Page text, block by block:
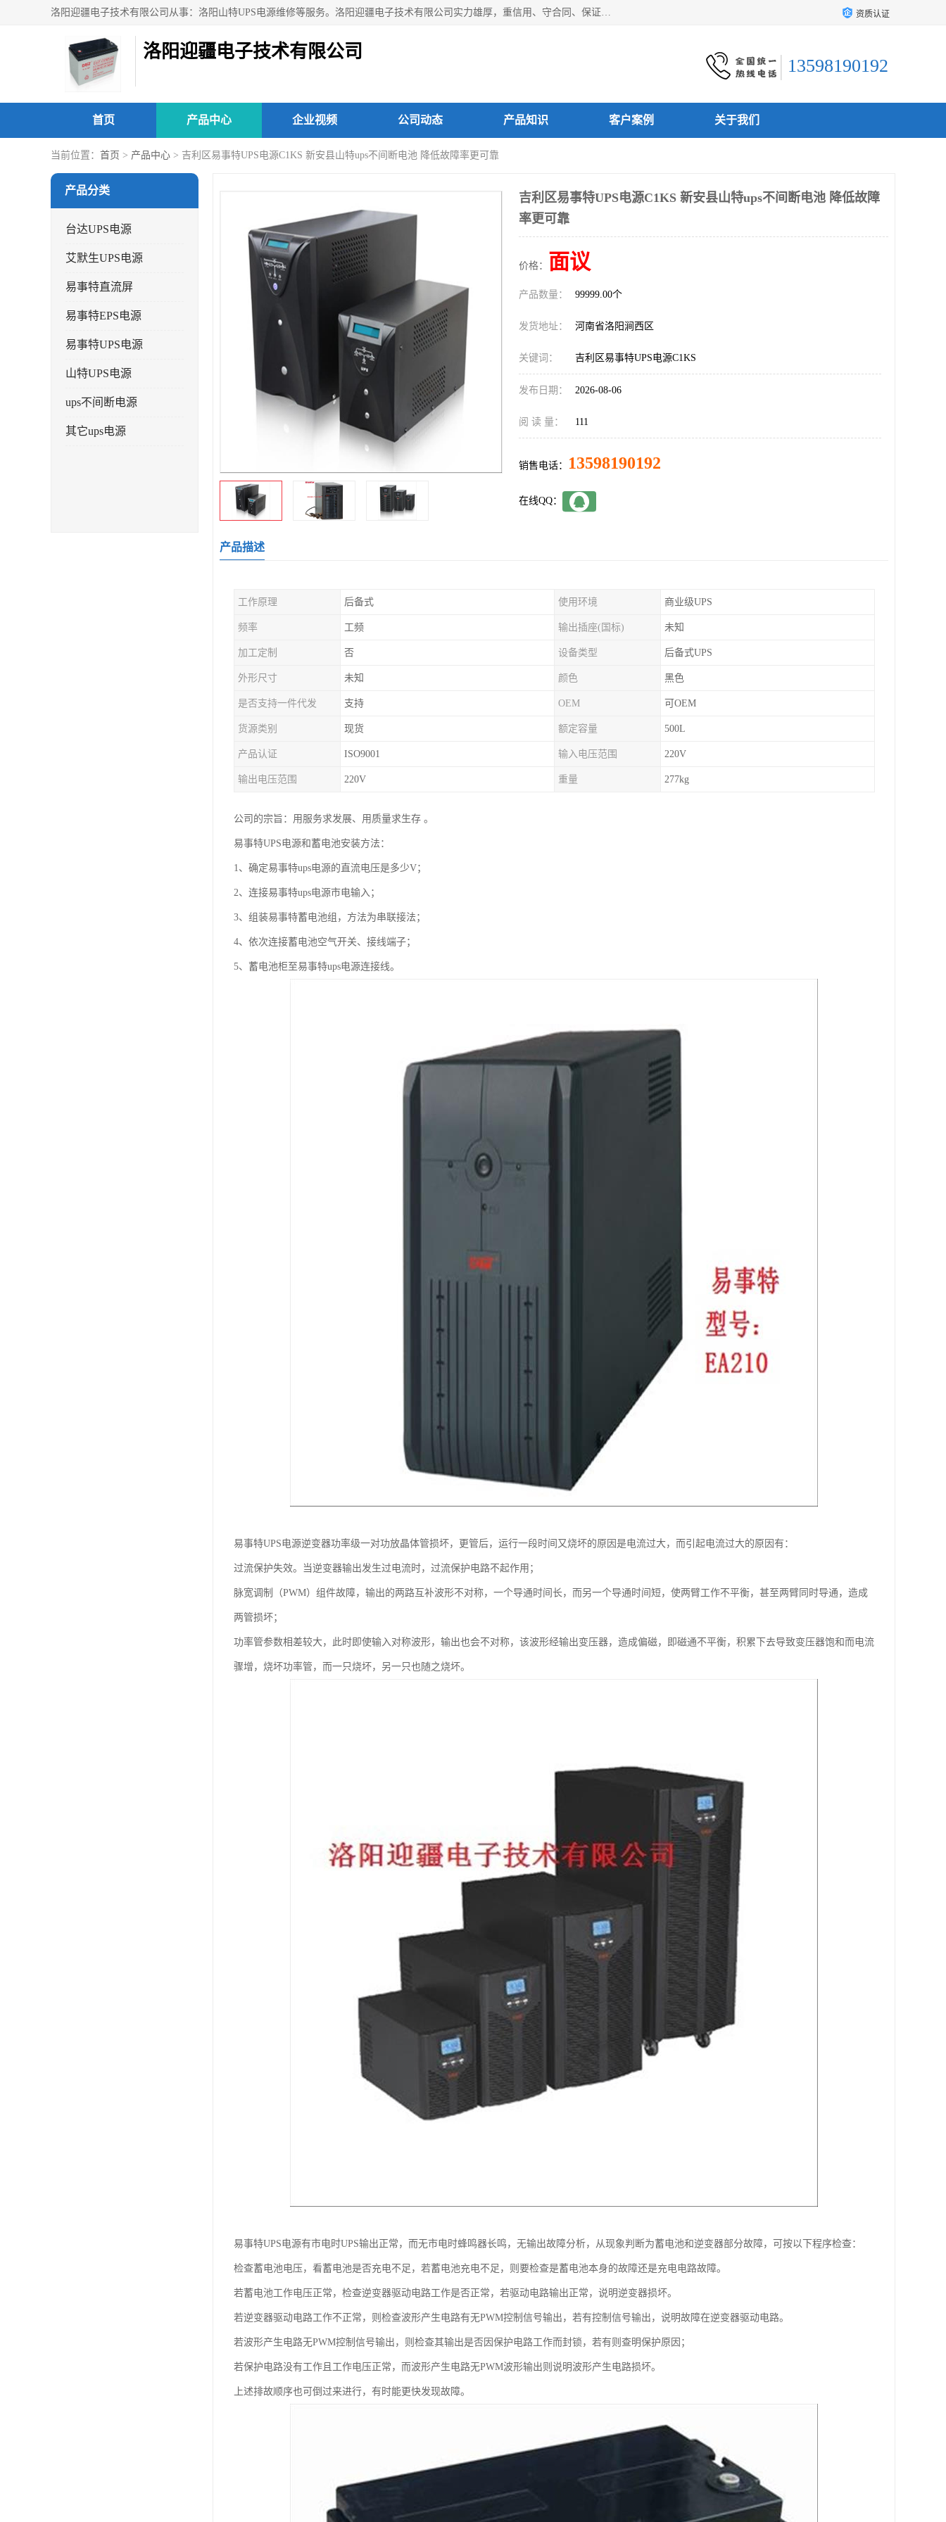
洛阳迎疆电子技术有限公司从事：洛阳山特UPS电源维修等服务。洛阳迎疆电子技术有限公司实力雄厚，重信用、守合同、保证产品质量，以多品种经营特色和薄利多销的原则，赢得了广大客户的信任。公司的宗旨——用服务求发展，用质量求生存！ 资质认证
洛阳迎疆电子技术有限公司
13598190192
首页 产品中心 企业视频 公司动态 产品知识 客户案例 关于我们
当前位置： 首页 > 产品中心 > 吉利区易事特UPS电源C1KS 新安县山特ups不间断电池 降低故障率更可靠
产品分类
台达UPS电源
艾默生UPS电源
易事特直流屏
易事特EPS电源
易事特UPS电源
山特UPS电源
ups不间断电源
其它ups电源
吉利区易事特UPS电源C1KS 新安县山特ups不间断电池 降低故障
率更可靠
价格： 面议
产品数量： 99999.00个
发货地址： 河南省洛阳涧西区
关键词： 吉利区易事特UPS电源C1KS
发布日期： 2026-08-06
阅 读 量： 111
销售电话： 13598190192
在线QQ：
产品描述
工作原理 后备式 使用环境 商业级UPS
频率 工频 输出插座(国标) 未知
加工定制 否 设备类型 后备式UPS
外形尺寸 未知 颜色 黑色
是否支持一件代发 支持 OEM 可OEM
货源类别 现货 额定容量 500L
产品认证 ISO9001 输入电压范围 220V
输出电压范围 220V 重量 277kg
公司的宗旨：用服务求发展、用质量求生存 。
易事特UPS电源和蓄电池安装方法：
1、确定易事特ups电源的直流电压是多少V；
2、连接易事特ups电源市电输入；
3、组装易事特蓄电池组，方法为串联接法；
4、依次连接蓄电池空气开关、接线端子；
5、蓄电池柜至易事特ups电源连接线。
易事特UPS电源逆变器功率级一对功放晶体管损坏，更管后，运行一段时间又烧坏的原因是电流过大，而引起电流过大的原因有：
过流保护失效。当逆变器输出发生过电流时，过流保护电路不起作用；
脉宽调制（PWM）组件故障，输出的两路互补波形不对称，一个导通时间长，而另一个导通时间短，使两臂工作不平衡，甚至两臂同时导通，造成
两管损坏；
功率管参数相差较大，此时即使输入对称波形，输出也会不对称，该波形经输出变压器，造成偏磁，即磁通不平衡，积累下去导致变压器饱和而电流
骤增，烧坏功率管，而一只烧坏，另一只也随之烧坏。
易事特UPS电源有市电时UPS输出正常，而无市电时蜂鸣器长鸣，无输出故障分析，从现象判断为蓄电池和逆变器部分故障，可按以下程序检查：
检查蓄电池电压，看蓄电池是否充电不足，若蓄电池充电不足，则要检查是蓄电池本身的故障还是充电电路故障。
若蓄电池工作电压正常，检查逆变器驱动电路工作是否正常，若驱动电路输出正常，说明逆变器损坏。
若逆变器驱动电路工作不正常，则检查波形产生电路有无PWM控制信号输出，若有控制信号输出，说明故障在逆变器驱动电路。
若波形产生电路无PWM控制信号输出，则检查其输出是否因保护电路工作而封锁，若有则查明保护原因；
若保护电路没有工作且工作电压正常，而波形产生电路无PWM波形输出则说明波形产生电路损坏。
上述排故顺序也可倒过来进行，有时能更快发现故障。